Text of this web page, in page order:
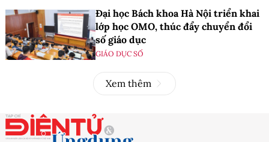
Đại học Bách khoa Hà Nội triển khai
lớp học OMO, thúc đẩy chuyển đổi
số giáo dục
GIÁO DỤC SỐ
Xem thêm